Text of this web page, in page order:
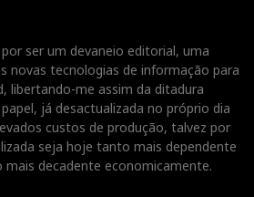
ser um devaneio editorial, uma
novas tecnologias de informação para
libertando-me assim da ditadura
já desactualizada no próprio dia
custos de produção, talvez por
seja hoje tanto mais dependente
decadente economicamente.